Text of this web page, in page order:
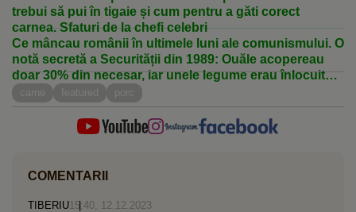
trebui să pui în tigaie și cum pentru a găti corect
carnea. Sfaturi de la chefi celebri
Ce mâncau românii în ultimele luni ale comunismului. O
notă secretă a Securității din 1989: Ouăle acopereau
doar 30% din necesar, iar unele legume erau înlocuite
cu oase
carne featured porc
COMENTARII
TIBERIU15:40, 12.12.2023